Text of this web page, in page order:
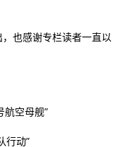
也感谢专栏读者一直以
空母舰”
行动”